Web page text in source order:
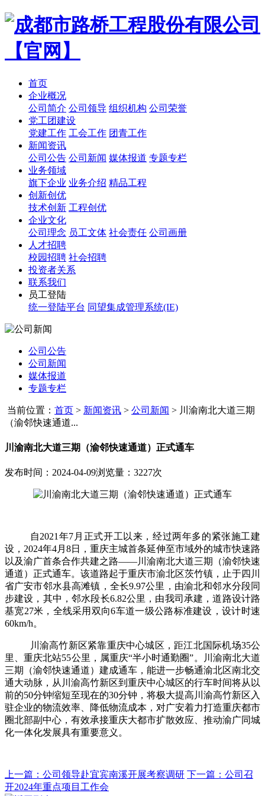
首页
企业概况
公司简介 公司领导 组织机构 公司荣誉
党工团建设
党建工作 工会工作 团青工作
新闻资讯
公司公告 公司新闻 媒体报道 专题专栏
业务领域
旗下企业 业务介绍 精品工程
创新创优
技术创新 工程创优
企业文化
公司理念 员工文体 社会责任 公司画册
人才招聘
校园招聘 社会招聘
投资者关系
联系我们
员工登陆
统一登陆平台 同望集成管理系统(IE)
公司公告
公司新闻
媒体报道
专题专栏
当前位置： 首页 > 新闻资讯 > 公司新闻 > 川渝南北大道三期
（渝邻快速通道...
川渝南北大道三期（渝邻快速通道）正式通车
发布时间：2024-04-09浏览量：3227次
自2021年7月正式开工以来，经过两年多的紧张施工建
设， 2024年4月 8日，重庆主城首条延伸至市域外的城市快速路
以及渝广首条合作共建之路——川渝南北大道三期（渝邻快速
通道）正式通车。该道路起于重庆市渝北区茨竹镇，止于四川
省广安市邻水县高滩镇，全长9.97公里，由渝北和邻水分段同
步建设，其中，邻水段长6.82公里，由我司承建，道路设计路
基宽27米，全线采用双向6车道一级公路标准建设，设计时速
60km/h。
川渝高竹新区紧靠重庆中心城区，距江北国际机场35公
里、重庆北站55公里，属重庆“半小时通勤圈”。川渝南北大道
三期（渝邻快速通道）建成通车，能进一步畅通渝北区南北交
通大动脉，从川渝高竹新区到重庆中心城区的行车时间将从以
前的50分钟缩短至现在的30分钟，将极大提高川渝高竹新区入
驻企业的物流效率、降低物流成本，对广安着力打造重庆都市
圈北部副中心，有效承接重庆大都市扩散效应、推动渝广同城
化一体化发展具有重要意义。
上一篇：公司领导赴宜宾南溪开展考察调研 下一篇：公司召
开2024年重点项目工作会